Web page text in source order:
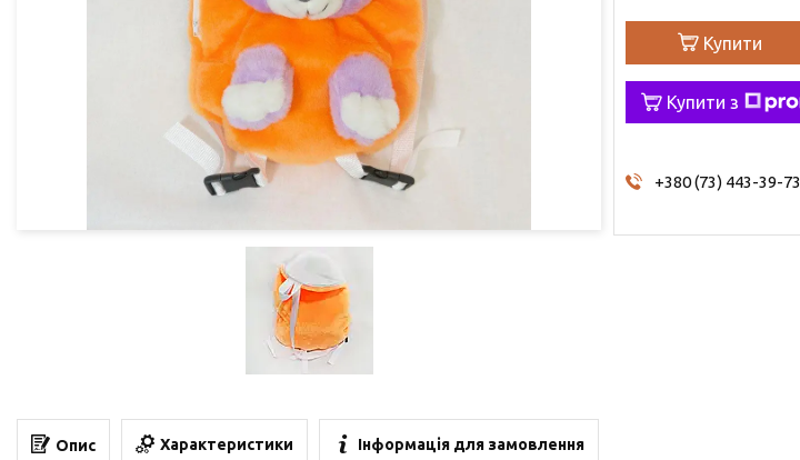
Купити
Купити з
+380 (73) 443-39-73
Опис Характеристики Інформація для замовлення